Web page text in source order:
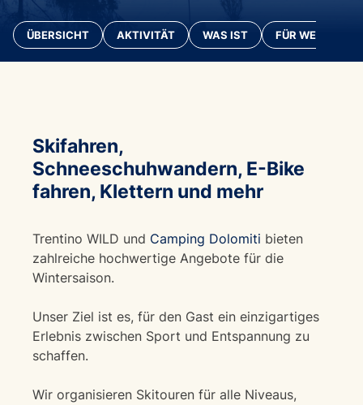
ÜBERSICHT AKTIVITÄT WAS IST FÜR WEN?
Skifahren,
Schneeschuhwandern, E-Bike
fahren, Klettern und mehr
Trentino WILD und Camping Dolomiti bieten
zahlreiche hochwertige Angebote für die
Wintersaison.
Unser Ziel ist es, für den Gast ein einzigartiges
Erlebnis zwischen Sport und Entspannung zu
schaffen.
Wir organisieren Skitouren für alle Niveaus,